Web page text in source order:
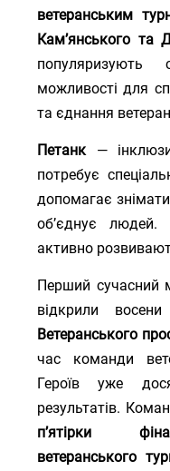
ветеранським
Кам’янського та
можливості для
та єднання
Петанк —
потребує
допомагає знімати
об’єднує
активно
Перший сучасний
відкрили
Ветеранського
час команди
Героїв уже
результатів.
п’ятірки
ветеранського